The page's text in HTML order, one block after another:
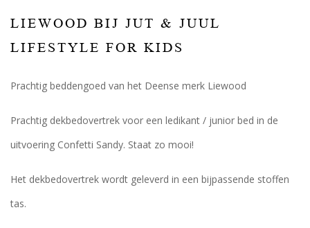
LIEWOOD BIJ JUT & JUUL
LIFESTYLE FOR KIDS
Prachtig beddengoed van het Deense merk Liewood
Prachtig dekbedovertrek voor een ledikant / junior bed in de
uitvoering Confetti Sandy. Staat zo mooi!
Het dekbedovertrek wordt geleverd in een bijpassende stoffen
tas.